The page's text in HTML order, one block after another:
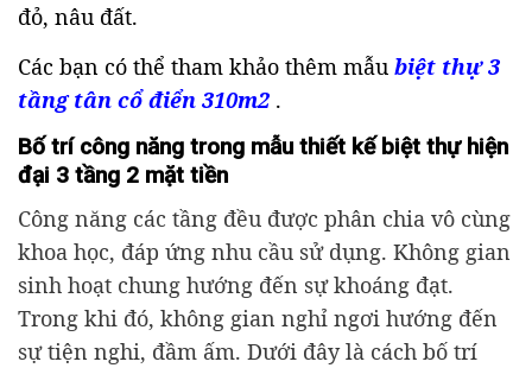
đỏ, nâu đất.
Các bạn có thể tham khảo thêm mẫu biệt thự 3
tầng tân cổ điển 310m2 .
Bố trí công năng trong mẫu thiết kế biệt thự hiện
đại 3 tầng 2 mặt tiền
Công năng các tầng đều được phân chia vô cùng
khoa học, đáp ứng nhu cầu sử dụng. Không gian
sinh hoạt chung hướng đến sự khoáng đạt.
Trong khi đó, không gian nghỉ ngơi hướng đến
sự tiện nghi, đầm ấm. Dưới đây là cách bố trí